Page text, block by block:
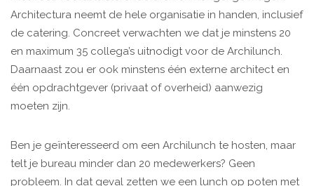
Architectura neemt de hele organisatie in handen, inclusief
de catering. Concreet verwachten we dat je minstens 20
en maximum 35 collega’s uitnodigt voor de Archilunch.
Daarnaast zou er ook minstens één externe architect en
één opdrachtgever (privaat of overheid) aanwezig
moeten zijn.
Ben je geïnteresseerd om een Archilunch te hosten, maar
telt je bureau minder dan 20 medewerkers? Geen
probleem. In dat geval zetten we een lunch op poten met